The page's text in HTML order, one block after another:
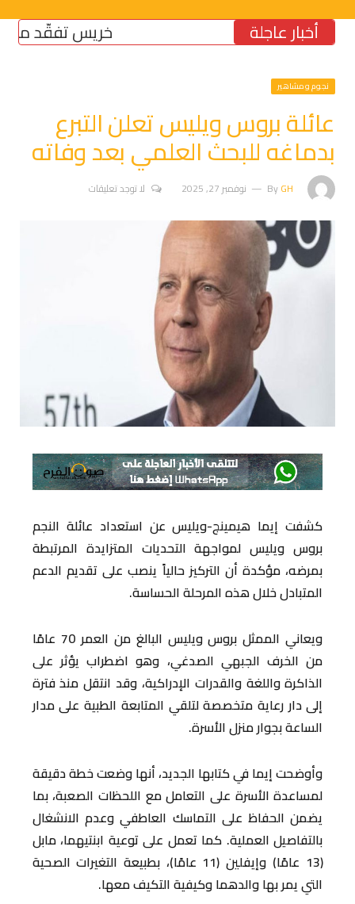
أخبار عاجلة خريس تفقّد مركز
نجوم ومشاهير
عائلة بروس ويليس تعلن التبرع
بدماغه للبحث العلمي بعد وفاته
ByGH نوفمبر 27, 2025 لا توجد تعليقات
كشفت إيما هيمينج-ويليس عن استعداد عائلة النجم
بروس ويليس لمواجهة التحديات المتزايدة المرتبطة
بمرضه، مؤكدة أن التركيز حالياً ينصب على تقديم الدعم
المتبادل خلال هذه المرحلة الحساسة.
ويعاني الممثل بروس ويليس البالغ من العمر 70 عامًا
من الخرف الجبهي الصدغي، وهو اضطراب يؤثر على
الذاكرة واللغة والقدرات الإدراكية، وقد انتقل منذ فترة
إلى دار رعاية متخصصة لتلقي المتابعة الطبية على مدار
الساعة بجوار منزل الأسرة.
وأوضحت إيما في كتابها الجديد، أنها وضعت خطة دقيقة
لمساعدة الأسرة على التعامل مع اللحظات الصعبة، بما
يضمن الحفاظ على التماسك العاطفي وعدم الانشغال
بالتفاصيل العملية. كما تعمل على توعية ابنتيهما، مابل
(13 عامًا) وإيفلين (11 عامًا)، بطبيعة التغيرات الصحية
التي يمر بها والدهما وكيفية التكيف معها.